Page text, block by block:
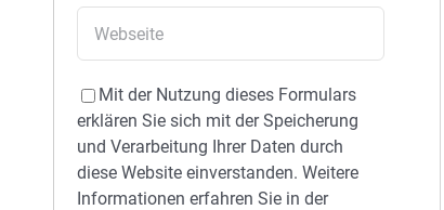
Mit der Nutzung dieses Formulars
erklären Sie sich mit der Speicherung
und Verarbeitung Ihrer Daten durch
diese Website einverstanden. Weitere
Informationen erfahren Sie in der